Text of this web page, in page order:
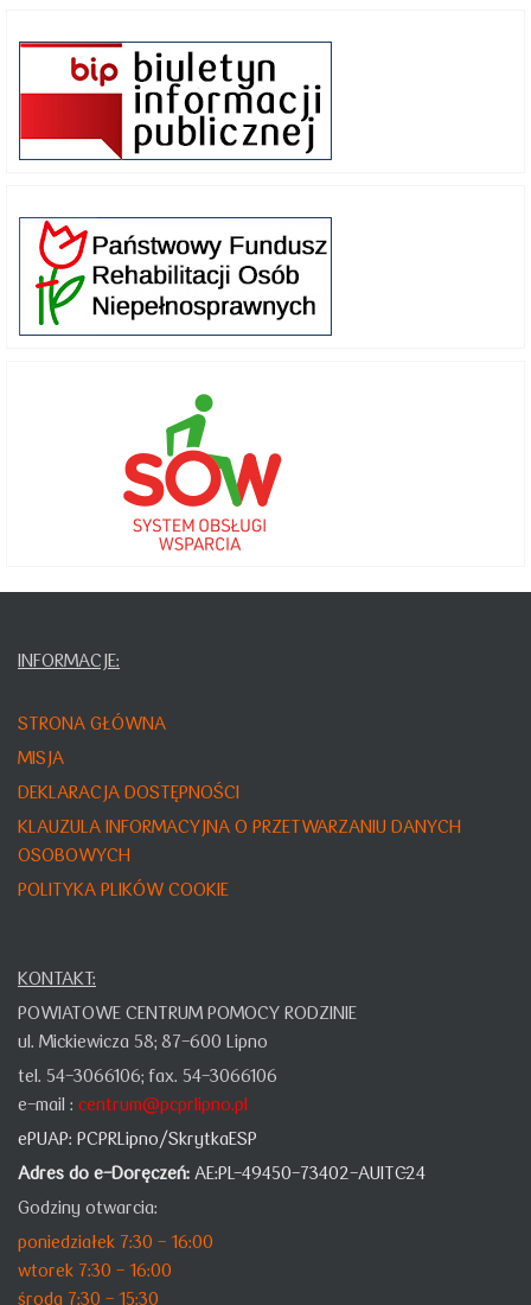
INFORMACJE:
STRONA GŁÓWNA
MISJA
DEKLARACJA DOSTĘPNOŚCI
KLAUZULA INFORMACYJNA O PRZETWARZANIU DANYCH
OSOBOWYCH
POLITYKA PLIKÓW COOKIE
KONTAKT:
POWIATOWE CENTRUM POMOCY RODZINIE
ul. Mickiewicza 58; 87-600 Lipno
tel. 54-3066106; fax. 54-3066106
e-mail : centrum@pcprlipno.pl
ePUAP: PCPRLipno/SkrytkaESP
Adres do e-Doręczeń: AE:PL-49450-73402-AUITC-24
Godziny otwarcia:
poniedziałek 7:30 - 16:00
wtorek 7:30 - 16:00
środa 7:30 - 15:30